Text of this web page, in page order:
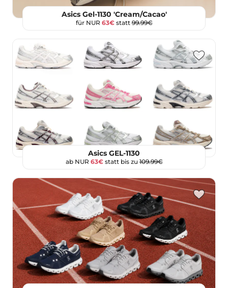
Asics Gel-1130 'Cream/Cacao'
für NUR 63€statt99.99€
Asics GEL-1130
ab NUR 63€statt bis zu109.99€